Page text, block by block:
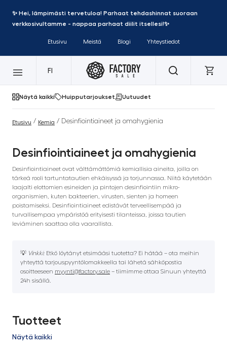
✨ Hei, lämpimästi tervetuloa! Parhaat tehdashinnat suoraan
verkkosivultamme - nappaa parhaat diilit itsellesi!✨
Etusivu Meistä Blogi Yhteystiedot
FI
Näytä kaikki Huipputarjoukset Uutuudet
Etusivu / Kemia / Desinfiointiaineet ja omahygienia
Desinfiointiaineet ja omahygienia
Desinfiointiaineet ovat välttämättömiä kemiallisia aineita, joilla on
tärkeä rooli tartuntatautien ehkäisyssä ja torjunnassa. Niitä käytetään
laajalti elottomien esineiden ja pintojen desinfiointiin mikro-
organismien, kuten bakteerien, virusten, sienten ja homeen
poistamiseksi. Desinfiointiaineet edistävät terveellisempää ja
turvallisempaa ympäristöä erityisesti tilanteissa, joissa tautien
leviäminen saattaa olla vaarallista.
💡 Vinkki: Etkö löytänyt etsimääsi tuotetta? Ei hätää – ota meihin
yhteyttä tarjouspyyntölomakkeella tai lähetä sähköpostia
osoitteeseen myynti@factory.sale – tiimimme ottaa Sinuun yhteyttä
24h sisällä.
Tuotteet
Näytä kaikki